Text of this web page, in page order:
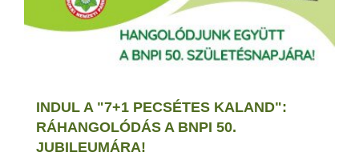
INDUL A "7+1 PECSÉTES KALAND":
RÁHANGOLÓDÁS A BNPI 50.
JUBILEUMÁRA!